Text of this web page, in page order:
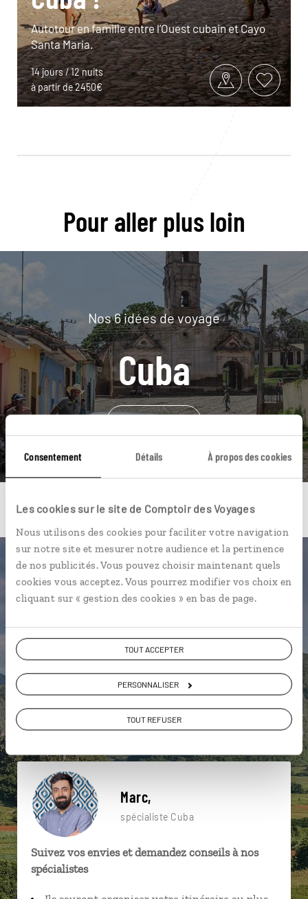
Consentement Détails À propos des cookies
Les cookies sur le site de Comptoir des Voyages
Nous utilisons des cookies pour faciliter votre navigation
sur notre site et mesurer notre audience et la pertinence
de nos publicités. Vous pouvez choisir maintenant quels
cookies vous acceptez. Vous pourrez modifier vos choix en
cliquant sur « gestion des cookies » en bas de page.
TOUT ACCEPTER
PERSONNALISER
TOUT REFUSER
Autotour en famille entre l’Ouest cubain et Cayo
Santa María.
14 jours / 12 nuits
à partir de 2450€
Pour aller plus loin
Nos 6 idées de voyage
Cuba
Une envie de voyage
particulière ?
Cienfuegos La Havane Cayo Jutias
Mogotes de Vinales
Marc,
spécialiste Cuba
Suivez vos envies et demandez conseils à nos
spécialistes